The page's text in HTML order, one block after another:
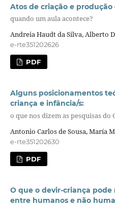
Atos de criação e
quando um aula acontece?
Andreia Haudt da Silva, Alberto
e-rte351202626
PDF
Alguns posicionamentos
criança e infância/s:
o que nos dizem as pesquisas do
Antonio Carlos de Sousa, María
e-rte351202630
PDF
O que o devir-criança pode
entre humanos e não